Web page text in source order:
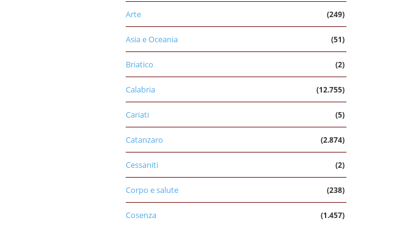
Arte (249)
Asia e Oceania (51)
Briatico (2)
Calabria (12.755)
Cariati (5)
Catanzaro (2.874)
Cessaniti (2)
Corpo e salute (238)
Cosenza (1.457)